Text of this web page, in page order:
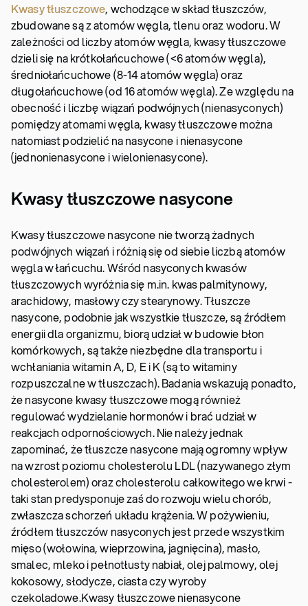
Kwasy tłuszczowe, wchodzące w skład tłuszczów,
zbudowane są z atomów węgla, tlenu oraz wodoru. W
zależności od liczby atomów węgla, kwasy tłuszczowe
dzieli się na krótkołańcuchowe (<6 atomów węgla),
średniołańcuchowe (8-14 atomów węgla) oraz
długołańcuchowe (od 16 atomów węgla). Ze względu na
obecność i liczbę wiązań podwójnych (nienasyconych)
pomiędzy atomami węgla, kwasy tłuszczowe można
natomiast podzielić na nasycone i nienasycone
(jednonienasycone i wielonienasycone).
Kwasy tłuszczowe nasycone
Kwasy tłuszczowe nasycone nie tworzą żadnych
podwójnych wiązań i różnią się od siebie liczbą atomów
węgla w łańcuchu. Wśród nasyconych kwasów
tłuszczowych wyróżnia się m.in. kwas palmitynowy,
arachidowy, masłowy czy stearynowy. Tłuszcze
nasycone, podobnie jak wszystkie tłuszcze, są źródłem
energii dla organizmu, biorą udział w budowie błon
komórkowych, są także niezbędne dla transportu i
wchłaniania witamin A, D, E i K (są to witaminy
rozpuszczalne w tłuszczach). Badania wskazują ponadto,
że nasycone kwasy tłuszczowe mogą również
regulować wydzielanie hormonów i brać udział w
reakcjach odpornościowych. Nie należy jednak
zapominać, że tłuszcze nasycone mają ogromny wpływ
na wzrost poziomu cholesterolu LDL (nazywanego złym
cholesterolem) oraz cholesterolu całkowitego we krwi -
taki stan predysponuje zaś do rozwoju wielu chorób,
zwłaszcza schorzeń układu krążenia. W pożywieniu,
źródłem tłuszczów nasyconych jest przede wszystkim
mięso (wołowina, wieprzowina, jagnięcina), masło,
smalec, mleko i pełnotłusty nabiał, olej palmowy, olej
kokosowy, słodycze, ciasta czy wyroby
czekoladowe.Kwasy tłuszczowe nienasycone